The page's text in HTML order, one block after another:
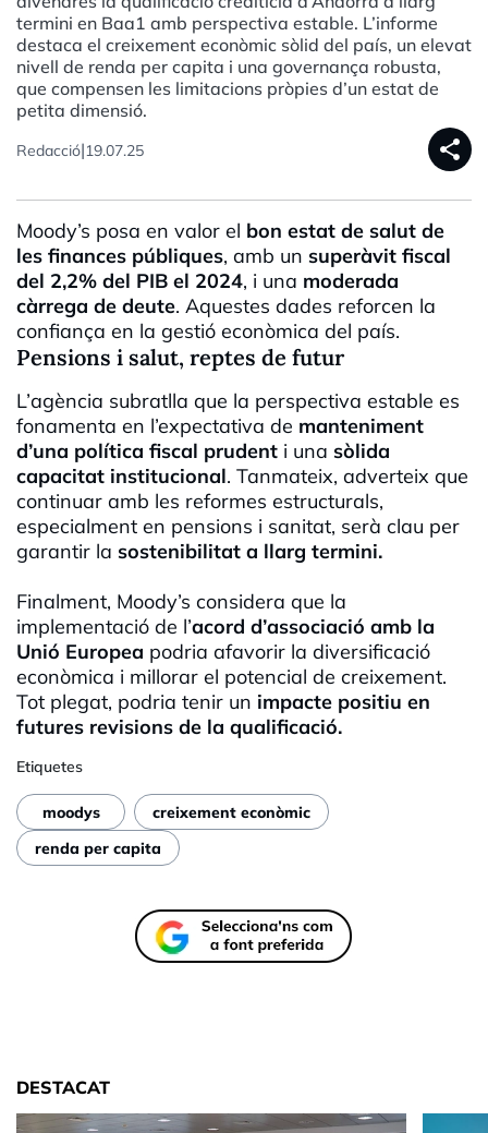
termini en Baa1 amb perspectiva estable. L’informe
destaca el creixement econòmic sòlid del país, un elevat
nivell de renda per capita i una governança robusta,
que compensen les limitacions pròpies d’un estat de
petita dimensió.
Redacció|19.07.25 share
Moody’s posa en valor el bon estat de salut de
les finances públiques, amb un superàvit fiscal
del 2,2% del PIB el 2024, i una moderada
càrrega de deute. Aquestes dades reforcen la
confiança en la gestió econòmica del país.
Pensions i salut, reptes de futur
L’agència subratlla que la perspectiva estable es
fonamenta en l’expectativa de manteniment
d’una política fiscal prudent i una sòlida
capacitat institucional. Tanmateix, adverteix que
continuar amb les reformes estructurals,
especialment en pensions i sanitat, serà clau per
garantir la sostenibilitat a llarg termini.
Finalment, Moody’s considera que la
implementació de l’acord d’associació amb la
Unió Europea podria afavorir la diversificació
econòmica i millorar el potencial de creixement.
Tot plegat, podria tenir un impacte positiu en
futures revisions de la qualificació.
Etiquetes
moodys
creixement econòmic
renda per capita
DESTACAT